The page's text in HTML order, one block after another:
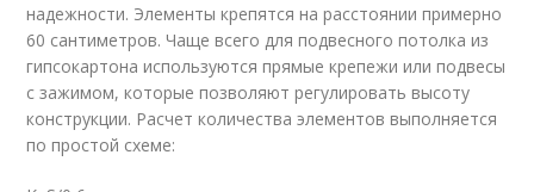
надежности. Элементы крепятся на расстоянии примерно
60 сантиметров. Чаще всего для подвесного потолка из
гипсокартона используются прямые крепежи или подвесы
с зажимом, которые позволяют регулировать высоту
конструкции. Расчет количества элементов выполняется
по простой схеме: